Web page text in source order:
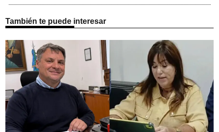
También te puede interesar